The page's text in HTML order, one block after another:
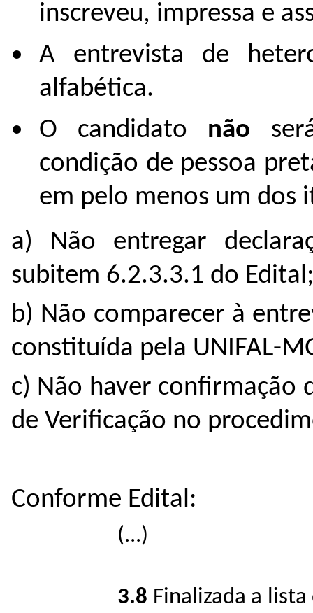
inscreveu, impressa e
A entrevista de
alfabética.
O candidato não
condição de pessoa
em pelo menos um dos
a) Não entregar
subitem 6.2.3.3.1 do Edital;
b) Não comparecer à
constituída pela UNIFAL-
c) Não haver confirmação
de Verificação no
Conforme Edital:
(...)
3.8 Finalizada a